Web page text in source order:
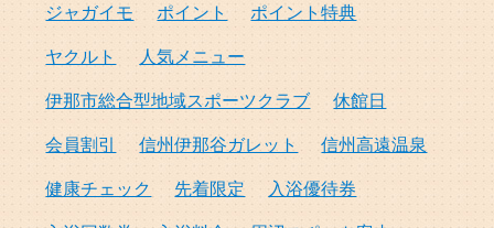
ジャガイモ ポイント
ポイント特典
ヤクルト
人気メニュー
伊那市総合型地域スポーツクラブ
休館日
会員割引
信州伊那谷ガレット
信州高遠温泉
健康チェック
先着限定
入浴優待券